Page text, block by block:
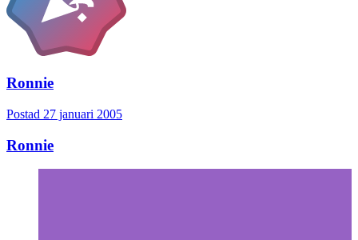
Ronnie
Postad 27 januari 2005
Ronnie